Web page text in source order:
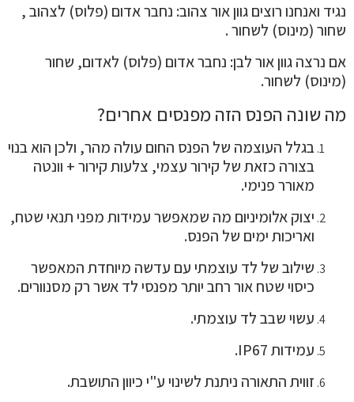
נגיד ואנחנו רוצים גוון אור צהוב: נחבר אדום (פלוס) לצהוב ,
שחור (מינוס) לשחור .
אם נרצה גוון אור לבן: נחבר אדום (פלוס) לאדום, שחור
(מינוס) לשחור.
מה שונה הפנס הזה מפנסים אחרים?
בגלל העוצמה של הפנס החום עולה מהר, ולכן הוא בנוי
בצורה כזאת של קירור עצמי, צלעות קירור + וונטה
מאורר פנימי.
יצוק אלומיניום מה שמאפשר עמידות מפני תנאי שטח,
ואריכות ימים של הפנס.
שילוב של לד עוצמתי עם עדשה מיוחדת המאפשר
כיסוי שטח אור רחב יותר מפנסי לד אשר רק מסנוורים.
עשוי שבב לד עוצמתי.
עמידות IP67.
זווית התאורה ניתנת לשינוי ע"י כיוון התושבת.